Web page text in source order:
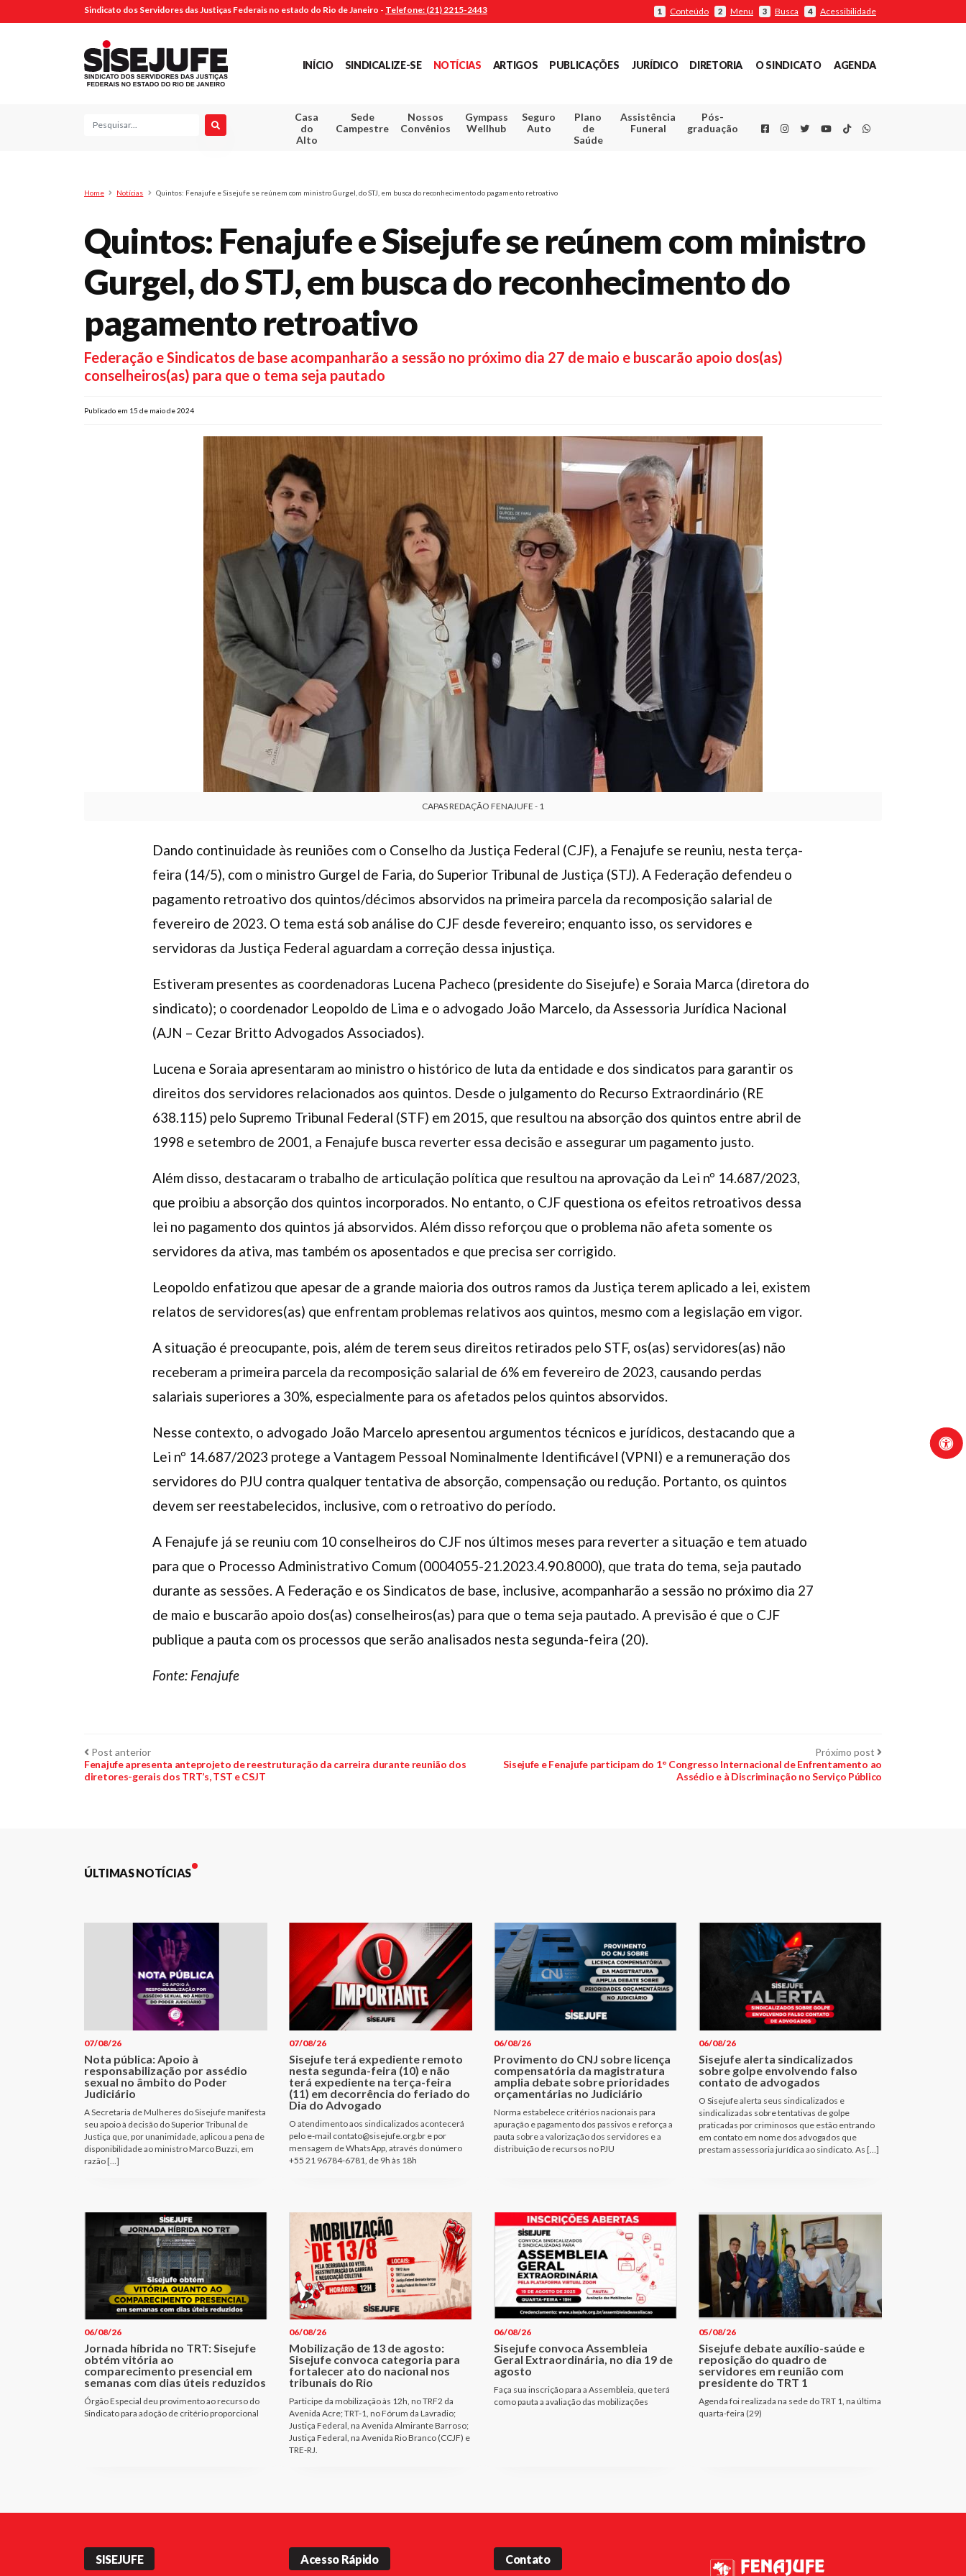
Sindicato dos Servidores das Justiças Federais no estado do Rio de Janeiro - Telefone: (21) 2215-2443 1 Conteúdo 2 Menu 3 Busca 4 Acessibilidade
INÍCIO SINDICALIZE-SE NOTÍCIAS ARTIGOS PUBLICAÇÕES JURÍDICO DIRETORIA O SINDICATO AGENDA
Pesquisa
Casa
do
Alto
Sede
Campestre
Nossos
Convênios
Gympass
Wellhub
Seguro
Auto
Plano
de
Saúde
Assistência
Funeral
Pós-
graduação
FacebookInstagram
TwitterYoutube
TikTokWhatsapp
Home Notícias Quintos: Fenajufe e Sisejufe se reúnem com ministro Gurgel, do STJ, em busca do reconhecimento do pagamento retroativo
Quintos: Fenajufe e Sisejufe se reúnem com ministro
Gurgel, do STJ, em busca do reconhecimento do
pagamento retroativo
Federação e Sindicatos de base acompanharão a sessão no próximo dia 27 de maio e buscarão apoio dos(as)
conselheiros(as) para que o tema seja pautado
Publicado em 15 de maio de 2024
CAPAS REDAÇÃO FENAJUFE - 1
Dando continuidade às reuniões com o Conselho da Justiça Federal (CJF), a Fenajufe se reuniu, nesta terça-
feira (14/5), com o ministro Gurgel de Faria, do Superior Tribunal de Justiça (STJ). A Federação defendeu o
pagamento retroativo dos quintos/décimos absorvidos na primeira parcela da recomposição salarial de
fevereiro de 2023. O tema está sob análise do CJF desde fevereiro; enquanto isso, os servidores e
servidoras da Justiça Federal aguardam a correção dessa injustiça.
Estiveram presentes as coordenadoras Lucena Pacheco (presidente do Sisejufe) e Soraia Marca (diretora do
sindicato); o coordenador Leopoldo de Lima e o advogado João Marcelo, da Assessoria Jurídica Nacional
(AJN – Cezar Britto Advogados Associados).
Lucena e Soraia apresentaram ao ministro o histórico de luta da entidade e dos sindicatos para garantir os
direitos dos servidores relacionados aos quintos. Desde o julgamento do Recurso Extraordinário (RE
638.115) pelo Supremo Tribunal Federal (STF) em 2015, que resultou na absorção dos quintos entre abril de
1998 e setembro de 2001, a Fenajufe busca reverter essa decisão e assegurar um pagamento justo.
Além disso, destacaram o trabalho de articulação política que resultou na aprovação da Lei nº 14.687/2023,
que proibiu a absorção dos quintos incorporados. No entanto, o CJF questiona os efeitos retroativos dessa
lei no pagamento dos quintos já absorvidos. Além disso reforçou que o problema não afeta somente os
servidores da ativa, mas também os aposentados e que precisa ser corrigido.
Leopoldo enfatizou que apesar de a grande maioria dos outros ramos da Justiça terem aplicado a lei, existem
relatos de servidores(as) que enfrentam problemas relativos aos quintos, mesmo com a legislação em vigor.
A situação é preocupante, pois, além de terem seus direitos retirados pelo STF, os(as) servidores(as) não
receberam a primeira parcela da recomposição salarial de 6% em fevereiro de 2023, causando perdas
salariais superiores a 30%, especialmente para os afetados pelos quintos absorvidos.
Nesse contexto, o advogado João Marcelo apresentou argumentos técnicos e jurídicos, destacando que a
Lei nº 14.687/2023 protege a Vantagem Pessoal Nominalmente Identificável (VPNI) e a remuneração dos
servidores do PJU contra qualquer tentativa de absorção, compensação ou redução. Portanto, os quintos
devem ser reestabelecidos, inclusive, com o retroativo do período.
A Fenajufe já se reuniu com 10 conselheiros do CJF nos últimos meses para reverter a situação e tem atuado
para que o Processo Administrativo Comum (0004055-21.2023.4.90.8000), que trata do tema, seja pautado
durante as sessões. A Federação e os Sindicatos de base, inclusive, acompanharão a sessão no próximo dia 27
de maio e buscarão apoio dos(as) conselheiros(as) para que o tema seja pautado. A previsão é que o CJF
publique a pauta com os processos que serão analisados nesta segunda-feira (20).
Fonte: Fenajufe
Navegação
de
Post anteriorPost
anterior:
Fenajufe apresenta anteprojeto de reestruturação da carreira durante reunião dos
diretores-gerais dos TRT’s, TST e CSJT
Próximo post Próximo
Sisejufe e Fenajufe participam do 1° Congresso Internacional de Enfrentamento ao
Assédio e à Discriminação no Serviço Público
ÚLTIMAS NOTÍCIAS
07/08/26
Nota pública: Apoio à
responsabilização por assédio
sexual no âmbito do Poder
Judiciário
A Secretaria de Mulheres do Sisejufe manifesta
seu apoio à decisão do Superior Tribunal de
Justiça que, por unanimidade, aplicou a pena de
disponibilidade ao ministro Marco Buzzi, em
razão […]
07/08/26
Sisejufe terá expediente remoto
nesta segunda-feira (10) e não
terá expediente na terça-feira
(11) em decorrência do feriado do
Dia do Advogado
O atendimento aos sindicalizados acontecerá
pelo e-mail contato@sisejufe.org.br e por
mensagem de WhatsApp, através do número
+55 21 96784-6781, de 9h às 18h
06/08/26
Provimento do CNJ sobre licença
compensatória da magistratura
amplia debate sobre prioridades
orçamentárias no Judiciário
Norma estabelece critérios nacionais para
apuração e pagamento dos passivos e reforça a
pauta sobre a valorização dos servidores e a
distribuição de recursos no PJU
06/08/26
Sisejufe alerta sindicalizados
sobre golpe envolvendo falso
contato de advogados
O Sisejufe alerta seus sindicalizados e
sindicalizadas sobre tentativas de golpe
praticadas por criminosos que estão entrando
em contato em nome dos advogados que
prestam assessoria jurídica ao sindicato. As […]
06/08/26
Jornada híbrida no TRT: Sisejufe
obtém vitória ao
comparecimento presencial em
semanas com dias úteis reduzidos
Órgão Especial deu provimento ao recurso do
Sindicato para adoção de critério proporcional
06/08/26
Mobilização de 13 de agosto:
Sisejufe convoca categoria para
fortalecer ato do nacional nos
tribunais do Rio
Participe da mobilização às 12h, no TRF2 da
Avenida Acre; TRT-1, no Fórum da Lavradio;
Justiça Federal, na Avenida Almirante Barroso;
Justiça Federal, na Avenida Rio Branco (CCJF) e
TRE-RJ.
06/08/26
Sisejufe convoca Assembleia
Geral Extraordinária, no dia 19 de
agosto
Faça sua inscrição para a Assembleia, que terá
como pauta a avaliação das mobilizações
05/08/26
Sisejufe debate auxílio-saúde e
reposição do quadro de
servidores em reunião com
presidente do TRT 1
Agenda foi realizada na sede do TRT 1, na última
quarta-feira (29)
SISEJUFE Acesso Rápido Contato